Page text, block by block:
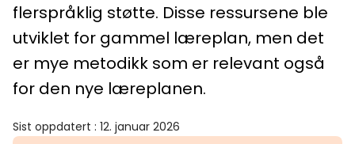
flerspråklig støtte. Disse ressursene ble
utviklet for gammel læreplan, men det
er mye metodikk som er relevant også
for den nye læreplanen.
Sist oppdatert : 12. januar 2026